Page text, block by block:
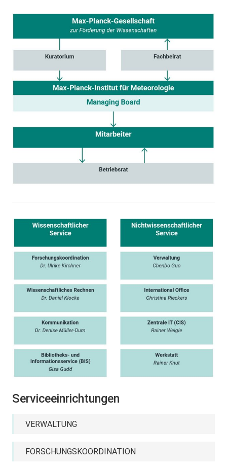
Serviceeinrichtungen
VERWALTUNG
FORSCHUNGSKOORDINATION